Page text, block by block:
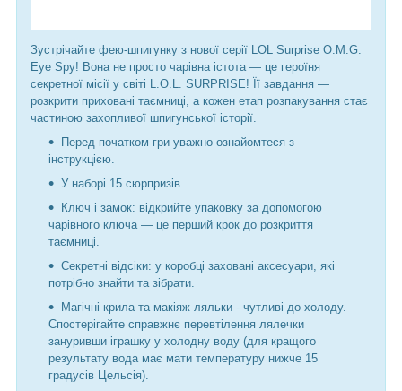
Зустрічайте фею-шпигунку з нової серії LOL Surprise O.M.G.
Eye Spy! Вона не просто чарівна істота — це героїня
секретної місії у світі L.O.L. SURPRISE! Її завдання —
розкрити приховані таємниці, а кожен етап розпакування стає
частиною захопливої шпигунської історії.
Перед початком гри уважно ознайомтеся з
інструкцією.
У наборі 15 сюрпризів.
Ключ і замок: відкрийте упаковку за допомогою
чарівного ключа — це перший крок до розкриття
таємниці.
Секретні відсіки: у коробці заховані аксесуари, які
потрібно знайти та зібрати.
Магічні крила та макіяж ляльки - чутливі до холоду.
Спостерігайте справжнє перевтілення лялечки
зануривши іграшку у холодну воду (для кращого
результату вода має мати температуру нижче 15
градусів Цельсія).